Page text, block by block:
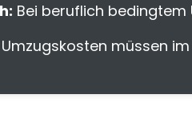
Bei beruflich bedingtem
Umzugskosten müssen